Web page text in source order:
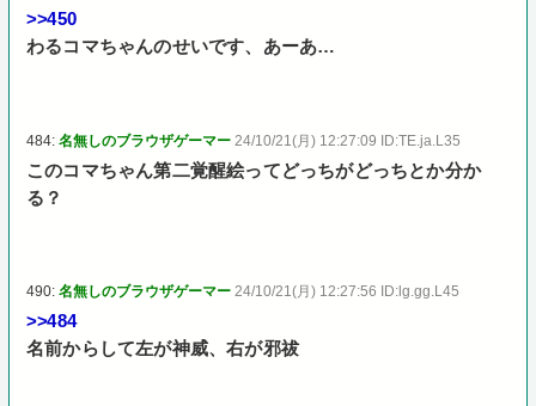
>>450
わるコマちゃんのせいです、あーあ…
484:名無しのブラウザゲーマー 24/10/21(月) 12:27:09 ID:TE.ja.L35
このコマちゃん第二覚醒絵ってどっちがどっちとか分か
る？
490:名無しのブラウザゲーマー 24/10/21(月) 12:27:56 ID:lg.gg.L45
>>484
名前からして左が神威、右が邪祓